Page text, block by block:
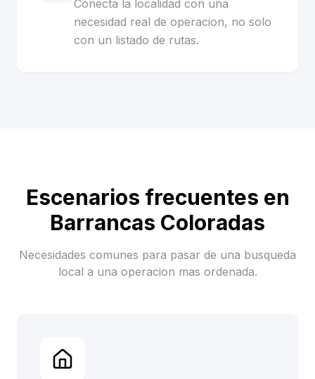
Conecta la localidad con una
necesidad real de operacion, no solo
con un listado de rutas.
Escenarios frecuentes en
Barrancas Coloradas
Necesidades comunes para pasar de una busqueda
local a una operacion mas ordenada.